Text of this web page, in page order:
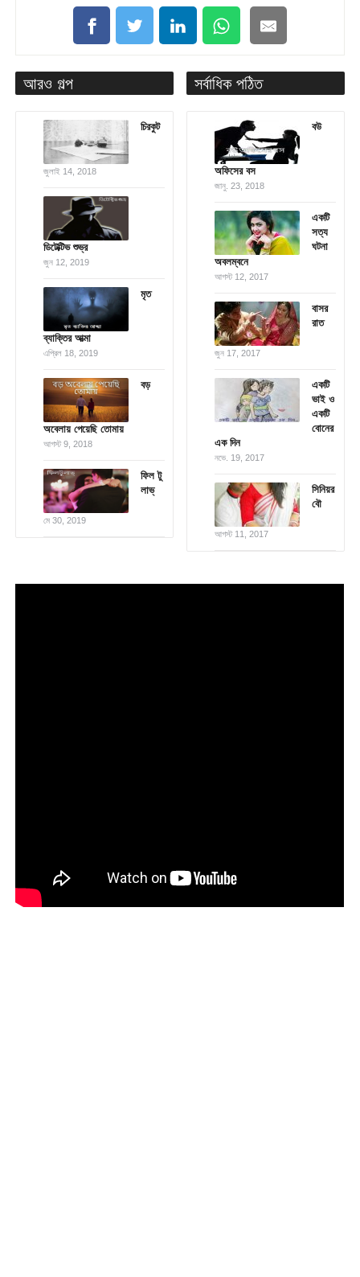
আরও গল্প
চিরকুট
জুলাই 14, 2018
ডিটেক্টিভ শুভ্র
জুন 12, 2019
মৃত
ব্যাক্তির আত্মা
এপ্রিল 18, 2019
বড়
অবেলায় পেয়েছি তোমায়
আগস্ট 9, 2018
ফিল টু
লাভ্
মে 30, 2019
সর্বাধিক পঠিত
বউ
অফিসের বস
জানু. 23, 2018
একটি
সত্য
ঘটনা
অবলম্বনে
আগস্ট 12, 2017
বাসর
রাত
জুন 17, 2017
একটি
ভাই ও
একটি
বোনের
এক দিন
নভে. 19, 2017
সিনিয়র
বৌ
আগস্ট 11, 2017